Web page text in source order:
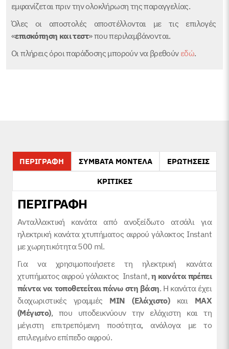
εμφανίζεται πριν την ολοκλήρωση της παραγγελίας.
Όλες οι αποστολές αποστέλλονται με τις επιλογές
«επισκόπηση και τεστ» που περιλαμβάνονται.
Οι πλήρεις όροι παράδοσης μπορούν να βρεθούν εδώ.
ΠΕΡΙΓΡΑΦΗ ΣΥΜΒΑΤΑ ΜΟΝΤΕΛΑ ΕΡΩΤΗΣΕΙΣ
ΚΡΙΤΙΚΕΣ
ΠΕΡΙΓΡΑΦΗ
Ανταλλακτική κανάτα από ανοξείδωτο ατσάλι για
ηλεκτρική κανάτα χτυπήματος αφρού γάλακτος Instant
με χωρητικότητα 500 ml.
Για να χρησιμοποιήσετε τη ηλεκτρική κανάτα
χτυπήματος αφρού γάλακτος Instant, η κανάτα πρέπει
πάντα να τοποθετείται πάνω στη βάση. Η κανάτα έχει
διαχωριστικές γραμμές MIN (Ελάχιστο) καιMAX
(Μέγιστο), που υποδεικνύουν την ελάχιστη και τη
μέγιστη επιτρεπόμενη ποσότητα, ανάλογα με το
επιλεγμένο επίπεδο αφρού.